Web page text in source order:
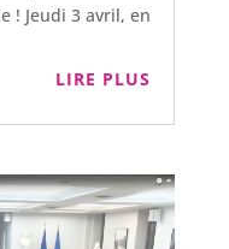
! Jeudi 3 avril, en
LIRE PLUS